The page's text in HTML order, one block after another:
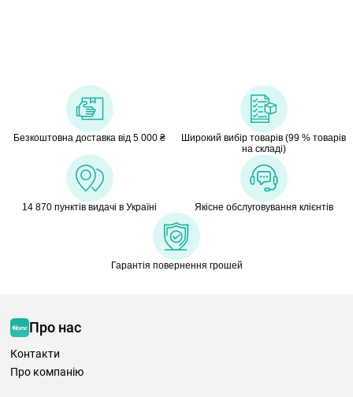
Безкоштовна доставка від 5 000 ₴
Широкий вибір товарів (99 % товарів
на складі)
14 870 пунктів видачі в Україні Якісне обслуговування клієнтів
Гарантія повернення грошей
Про нас
Контакти
Про компанію